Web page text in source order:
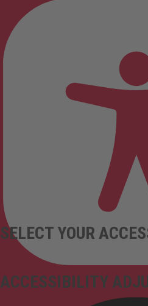
ACCESSIBILITY
SELECT YOUR